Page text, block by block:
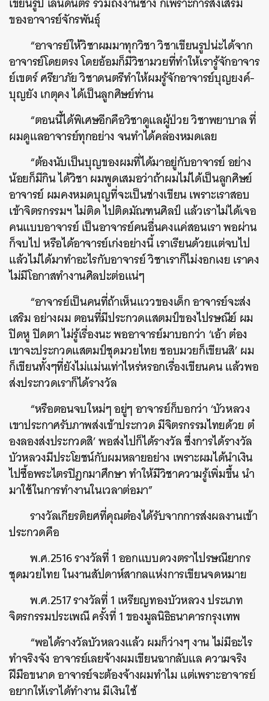
ของอาจารย์จักรพันธ์ุ
“อาจารย์ให้วิชาผมมาทุกวิชา วิชาเขียนรูปน่ะได้จาก
อาจารย์โดยตรง โดยอ้อมก็มีวิชามวยที่ทำให้เรารู้จักอาจาร
ย์เขตร์ ศรียาภัย วิชาดนตรีทำให้ผมรู้จักอาจารย์บุญยงค์-
บุญยัง เกตุคง ได้เป็นลูกศิษย์ท่าน
“ตอนนี้ได้พิเศษอีกคือวิชาดูแลผู้ป่วย วิชาพยาบาล ที่
ผมดูแลอาจารย์ทุกอย่าง จนทำได้คล่องหมดเลย
“ต้องนับเป็นบุญของผมที่ได้มาอยู่กับอาจารย์ อย่าง
น้อยก็มีกิน ได้วิชา ผมพูดเสมอว่าถ้าผมไม่ได้เป็นลูกศิษย์
อาจารย์ ผมคงหมดบุญที่จะเป็นช่างเขียน เพราะเราสอบ
เข้าจิตรกรรมฯ ไม่ติด ไปติดมัณฑนศิลป์ แล้วเราไม่ได้เจอ
คนแบบอาจารย์ เป็นอาจารย์คนอื่นคงแค่สอนเรา พอผ่าน
ก็จบไป หรือได้อาจารย์เก่งอย่างนี้ เราเรียนด้วยแต่จบไป
แล้วไม่ได้มาทำอะไรกับอาจารย์ วิชาเราก็ไม่งอกเงย เราคง
ไม่มีโอกาสทำงานศิลปะต่อแน่ๆ
“อาจารย์เป็นคนที่ถ้าเห็นแววของเด็ก อาจารย์จะส่ง
เสริม อย่างผม ตอนที่มีประกวดแสตมป์ของไปรษณีย์ ผม
ปิดหู ปิดตา ไม่รู้เรื่องนะ พออาจารย์มาบอกว่า ‘เอ้า ต๋อง
เขาจะประกวดแสตมป์ชุดมวยไทย ชอบมวยก็เขียนสิ’ ผม
ก็เขียนทั้งๆที่ยังไม่แม่นเท่าไหร่หรอกเรื่องเขียนคน แล้วพอ
ส่งประกวดเราก็ได้รางวัล
“หรือตอนจบใหม่ๆ อยู่ๆ อาจารย์ก็บอกว่า ‘บัวหลวง
เขาประกาศรับภาพส่งเข้าประกวด มีจิตรกรรมไทยด้วย ต๋
องลองส่งประกวดสิ’ พอส่งไปก็ได้รางวัล ซึ่งการได้รางวัล
บัวหลวงมีประโยชน์กับผมหลายอย่าง เพราะผมได้นำเงิน
ไปซื้อพระไตรปิฎกมาศึกษา ทำให้มีวิชาความรู้เพิ่มขึ้น นำ
มาใช้ในการทำงานในเวลาต่อมา”
รางวัลเกียรติยศที่คุณต๋องได้รับจากการส่งผลงานเข้า
ประกวดคือ
พ.ศ.2516 รางวัลที่ 1 ออกแบบดวงตราไปรษณียากร
ชุดมวยไทย ในงานสัปดาห์สากลแห่งการเขียนจดหมาย
พ.ศ.2517 รางวัลที่ 1 เหรียญทองบัวหลวง ประเภท
จิตรกรรมประเพณี ครั้งที่ 1 ของมูลนิธิธนาคารกรุงเทพ
“พอได้รางวัลบัวหลวงแล้ว ผมก็ว่างๆ งาน ไม่มีอะไร
ทำจริงจัง อาจารย์เลยจ้างผมเขียนฉากลับแล ความจริง
ฝีมือขนาด อาจารย์จะต้องจ้างผมทำไม แต่เพราะอาจารย์
อยากให้เราได้ทำงาน มีเงินใช้
SHARE